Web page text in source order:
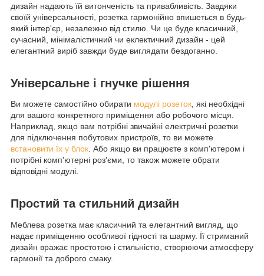
дизайн надають їй витонченість та привабливість. Завдяки
своїй універсальності, розетка гармонійно впишеться в будь-
який інтер'єр, незалежно від стилю. Чи це буде класичний,
сучасний, мінімалістичний чи еклектичний дизайн - цей
елегантний виріб завжди буде виглядати бездоганно.
Універсальне і гнучке рішення
Ви можете самостійно обирати модулі розеток, які необхідні
для вашого конкретного приміщення або робочого місця.
Наприклад, якщо вам потрібні звичайні електричні розетки
для підключення побутових пристроїв, то ви можете
встановити їх у блок. Або якщо ви працюєте з комп'ютером і
потрібні комп'ютерні роз'єми, то також можете обрати
відповідні модулі.
Простий та стильний дизайн
Меблева розетка має класичний та елегантний вигляд, що
надає приміщенню особливої гідності та шарму. Її стриманий
дизайн вражає простотою і стильністю, створюючи атмосферу
гармонії та доброго смаку.